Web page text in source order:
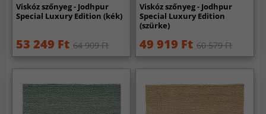
Viskóz szőnyeg - Jodhpur
Special Luxury Edition (kék)
53 249 Ft 64 909 Ft
Viskóz szőnyeg - Jodhpur
Special Luxury Edition
(szürke)
49 919 Ft 60 579 Ft